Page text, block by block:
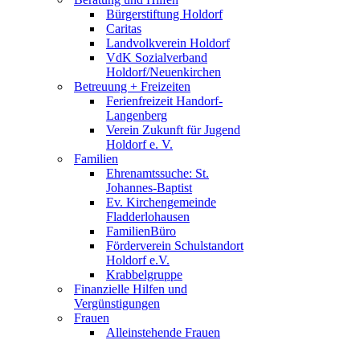
Bürgerstiftung Holdorf
Caritas
Landvolkverein Holdorf
VdK Sozialverband
Holdorf/Neuenkirchen
Betreuung + Freizeiten
Ferienfreizeit Handorf-
Langenberg
Verein Zukunft für Jugend
Holdorf e. V.
Familien
Ehrenamtssuche: St.
Johannes-Baptist
Ev. Kirchengemeinde
Fladderlohausen
FamilienBüro
Förderverein Schulstandort
Holdorf e.V.
Krabbelgruppe
Finanzielle Hilfen und
Vergünstigungen
Frauen
Alleinstehende Frauen